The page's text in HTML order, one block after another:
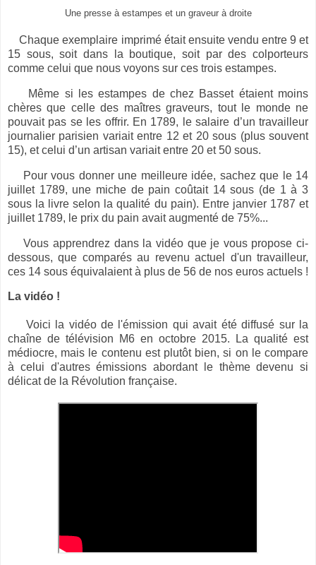
Une presse à estampes et un graveur à droite
Chaque exemplaire imprimé était ensuite vendu entre 9 et
15 sous, soit dans la boutique, soit par des colporteurs
comme celui que nous voyons sur ces trois estampes.
Même si les estampes de chez Basset étaient moins
chères que celle des maîtres graveurs, tout le monde ne
pouvait pas se les offrir. En 1789, le salaire d’un travailleur
journalier parisien variait entre 12 et 20 sous (plus souvent
15), et celui d’un artisan variait entre 20 et 50 sous.
Pour vous donner une meilleure idée, sachez que le 14
juillet 1789, une miche de pain coûtait 14 sous (de 1 à 3
sous la livre selon la qualité du pain). Entre janvier 1787 et
juillet 1789, le prix du pain avait augmenté de 75%...
Vous apprendrez dans la vidéo que je vous propose ci-
dessous, que comparés au revenu actuel d'un travailleur,
ces 14 sous équivalaient à plus de 56 de nos euros actuels !
La vidéo !
Voici la vidéo de l'émission qui avait été diffusé sur la
chaîne de télévision M6 en octobre 2015. La qualité est
médiocre, mais le contenu est plutôt bien, si on le compare
à celui d'autres émissions abordant le thème devenu si
délicat de la Révolution française.